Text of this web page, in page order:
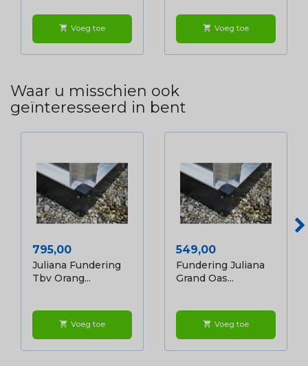
shopping_cart Voeg toe shopping_cart Voeg toe
Waar u misschien ook
geïnteresseerd in bent
Prijs
795,00
Juliana Fundering
Tbv Orang...
shopping_cart Voeg toe
Prijs
549,00
Fundering Juliana
Grand Oas...
shopping_cart Voeg toe